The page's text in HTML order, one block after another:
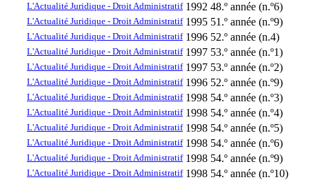
L'Actualité Juridique - Droit Administratif 1992 48.º année (n.º6)
L'Actualité Juridique - Droit Administratif 1995 51.º année (n.º9)
L'Actualité Juridique - Droit Administratif 1996 52.º année (n.4)
L'Actualité Juridique - Droit Administratif 1997 53.º année (n.º1)
L'Actualité Juridique - Droit Administratif 1997 53.º année (n.º2)
L'Actualité Juridique - Droit Administratif 1996 52.º année (n.º9)
L'Actualité Juridique - Droit Administratif 1998 54.º année (n.º3)
L'Actualité Juridique - Droit Administratif 1998 54.º année (n.º4)
L'Actualité Juridique - Droit Administratif 1998 54.º année (n.º5)
L'Actualité Juridique - Droit Administratif 1998 54.º année (n.º6)
L'Actualité Juridique - Droit Administratif 1998 54.º année (n.º9)
L'Actualité Juridique - Droit Administratif 1998 54.º année (n.º10)